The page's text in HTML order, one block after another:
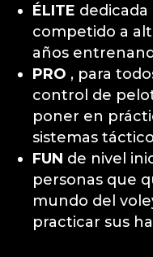
ÉLITE dedicada
competido a
años
PRO , para
control de
poner en
sistemas
FUN de nivel
personas que
mundo del
practicar sus